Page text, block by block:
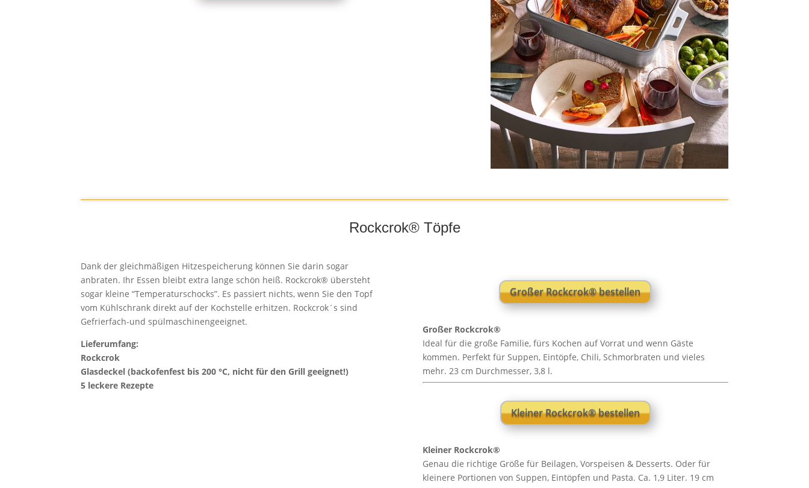
Rockcrok® Töpfe
Dank der gleichmäßigen Hitzespeicherung können Sie darin sogar
anbraten. Ihr Essen bleibt extra lange schön heiß. Rockcrok® übersteht
sogar kleine “Temperaturschocks”. Es passiert nichts, wenn Sie den Topf
vom Kühlschrank direkt auf der Kochstelle erhitzen. Rockcrok´s sind
Gefrierfach-und spülmaschinengeeignet.
Lieferumfang:
Rockcrok
Glasdeckel (backofenfest bis 200 °C, nicht für den Grill geeignet!)
5 leckere Rezepte
Großer Rockcrok® bestellen
Großer Rockcrok®
Ideal für die große Familie, fürs Kochen auf Vorrat und wenn Gäste
kommen. Perfekt für Suppen, Eintöpfe, Chili, Schmorbraten und vieles
mehr. 23 cm Durchmesser, 3,8 l.
Kleiner Rockcrok® bestellen
Kleiner Rockcrok®
Genau die richtige Größe für Beilagen, Vorspeisen & Desserts. Oder für
kleinere Portionen von Suppen, Eintöpfen und Pasta. Ca. 1,9 Liter. 19 cm